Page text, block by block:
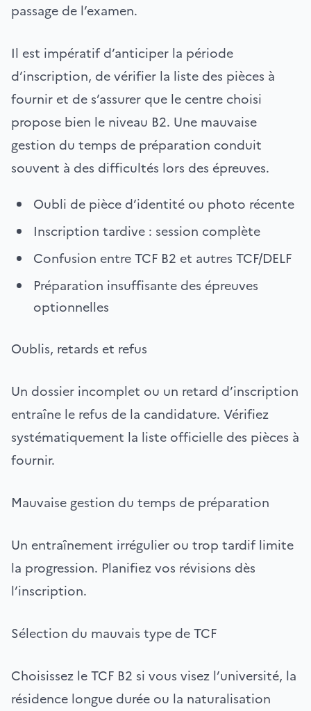
passage de l’examen.
Il est impératif d’anticiper la période
d’inscription, de vérifier la liste des pièces à
fournir et de s’assurer que le centre choisi
propose bien le niveau B2. Une mauvaise
gestion du temps de préparation conduit
souvent à des difficultés lors des épreuves.
Oubli de pièce d’identité ou photo récente
Inscription tardive : session complète
Confusion entre TCF B2 et autres TCF/DELF
Préparation insuffisante des épreuves
optionnelles
Oublis, retards et refus
Un dossier incomplet ou un retard d’inscription
entraîne le refus de la candidature. Vérifiez
systématiquement la liste officielle des pièces à
fournir.
Mauvaise gestion du temps de préparation
Un entraînement irrégulier ou trop tardif limite
la progression. Planifiez vos révisions dès
l’inscription.
Sélection du mauvais type de TCF
Choisissez le TCF B2 si vous visez l’université, la
résidence longue durée ou la naturalisation